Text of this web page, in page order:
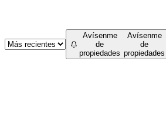
Avísenme
de
propiedades
Avísenme
de
propiedades